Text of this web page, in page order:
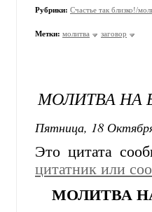
Рубрики: Счастье так близко!/
Метки: молитва заговор
МОЛИТВА НА
Пятница, 18
Это цитата
цитатник или
МОЛИТВА